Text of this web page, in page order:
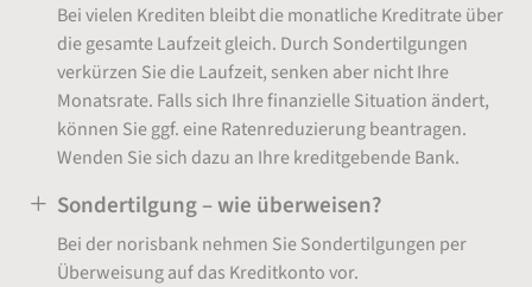
Bei vielen Krediten bleibt die monatliche Kreditrate über
die gesamte Laufzeit gleich. Durch Sondertilgungen
verkürzen Sie die Laufzeit, senken aber nicht Ihre
Monatsrate. Falls sich Ihre finanzielle Situation ändert,
können Sie ggf. eine Ratenreduzierung beantragen.
Wenden Sie sich dazu an Ihre kreditgebende Bank.
Sondertilgung – wie überweisen?
Bei der norisbank nehmen Sie Sondertilgungen per
Überweisung auf das Kreditkonto vor.